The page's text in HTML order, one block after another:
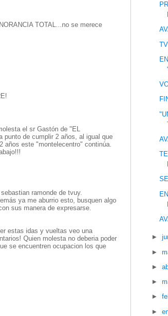
TOTAL...no se merece
el sr Gastón de "EL
punto de cumplir 2 años, al igual que
años este "montelecentro" continúa.
ramonde de tvuy.
ya me aburrio esto, busquen algo
sus manera de expresarse.
estas idas y vueltas veo una
Quien molesta no deberia poder
se encuentren ocupacion los que
►
►
►
►
►
►